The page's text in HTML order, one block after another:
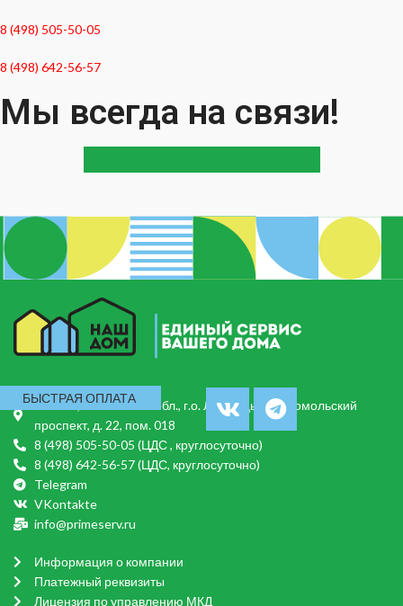
8 (498) 505-50-05
8 (498) 642-56-57
Мы всегда на связи!
БЫСТРАЯ ОПЛАТА
140014, Московская обл., г.о. Люберцы, Комсомольский
проспект, д. 22, пом. 018
8 (498) 505-50-05 (ЦДС , круглосуточно)
8 (498) 642-56-57 (ЦДС, круглосуточно)
Telegram
VKontakte
info@primeserv.ru
Информация о компании
Платежный реквизиты
Лицензия по управлению МКД